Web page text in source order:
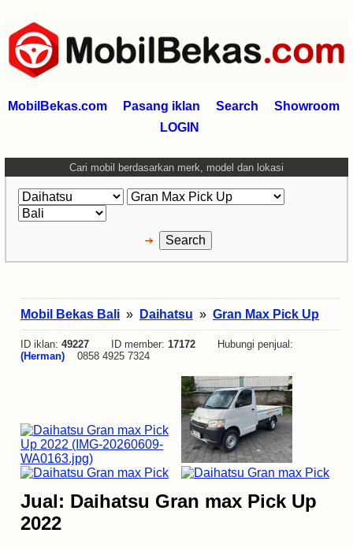
MobilBekas.com Pasang iklan Search
Showroom
LOGIN
Cari mobil berdasarkan merk, model dan lokasi
Mobil Bekas Bali » Daihatsu » Gran Max Pick Up
ID iklan: 49227 ID member: 17172 Hubungi penjual:
(Herman)
0858 4925 7324
Jual: Daihatsu Gran max Pick Up
2022